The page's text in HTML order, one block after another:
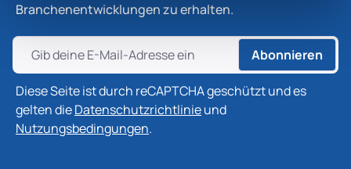
Branchenentwicklungen zu erhalten.
Abonnieren
Diese Seite ist durch reCAPTCHA geschützt und es
gelten dieDatenschutzrichtlinieund
Nutzungsbedingungen.